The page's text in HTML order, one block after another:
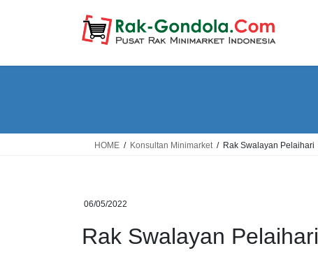
HOME Konsultan Minimarket Rak Swalayan Pelaihari
06/05/2022
Rak Swalayan Pelaihari